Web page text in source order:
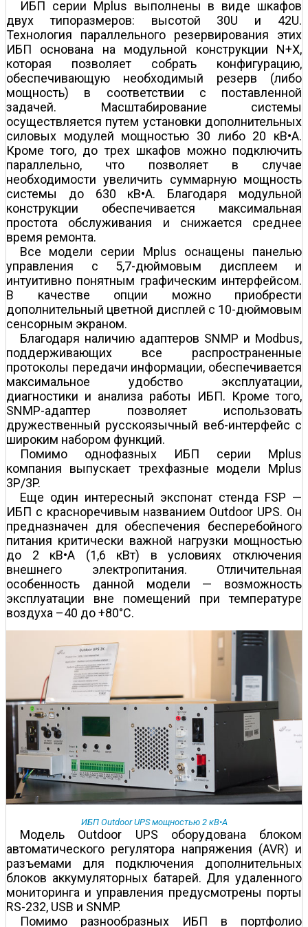
ИБП серии Mplus выполнены в виде шкафов
двух типоразмеров: высотой 30U и 42U.
Технология параллельного резервирования этих
ИБП основана на модульной конструкции N+X,
которая позволяет собрать конфигурацию,
обеспечивающую необходимый резерв (либо
мощность) в соответствии с поставленной
задачей. Масштабирование системы
осуществляется путем установки дополнительных
силовых модулей мощностью 30 либо 20 кВ•А.
Кроме того, до трех шкафов можно подключить
параллельно, что позволяет в случае
необходимости увеличить суммарную мощность
системы до 630 кВ•А. Благодаря модульной
конструкции обеспечивается максимальная
простота обслуживания и снижается среднее
время ремонта.
Все модели серии Mplus оснащены панелью
управления с 5,7-дюймовым дисплеем и
интуитивно понятным графическим интерфейсом.
В качестве опции можно приобрести
дополнительный цветной дисплей с 10-дюймовым
сенсорным экраном.
Благодаря наличию адаптеров SNMP и Modbus,
поддерживающих все распространенные
протоколы передачи информации, обеспечивается
максимальное удобство эксплуатации,
диагностики и анализа работы ИБП. Кроме того,
SNMP-адаптер позволяет использовать
дружественный русскоязычный веб-интерфейс с
широким набором функций.
Помимо однофазных ИБП серии Mplus
компания выпускает трехфазные модели Mplus
3P/3P.
Еще один интересный экспонат стенда FSP —
ИБП с красноречивым названием Outdoor UPS. Он
предназначен для обеспечения бесперебойного
питания критически важной нагрузки мощностью
до 2 кВ•А (1,6 кВт) в условиях отключения
внешнего электропитания. Отличительная
особенность данной модели — возможность
эксплуатации вне помещений при температуре
воздуха –40 до +80°C.
ИБП Outdoor UPS мощностью 2 кВ•А
Модель Outdoor UPS оборудована блоком
автоматического регулятора напряжения (AVR) и
разъемами для подключения дополнительных
блоков аккумуляторных батарей. Для удаленного
мониторинга и управления предусмотрены порты
RS-232, USB и SNMP.
Помимо разнообразных ИБП в портфолио